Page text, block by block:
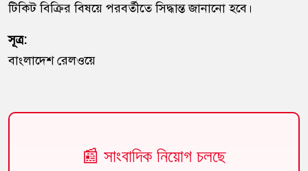
টিকিট বিক্রির বিষয়ে পরবর্তীতে সিদ্ধান্ত জানানো হবে।
সূত্র:
বাংলাদেশ রেলওয়ে
📰 সাংবাদিক নিয়োগ চলছে